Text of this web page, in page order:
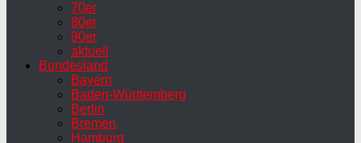
70er
80er
90er
aktuell
Bundesland
Bayern
Baden-Württemberg
Berlin
Bremen
Hamburg